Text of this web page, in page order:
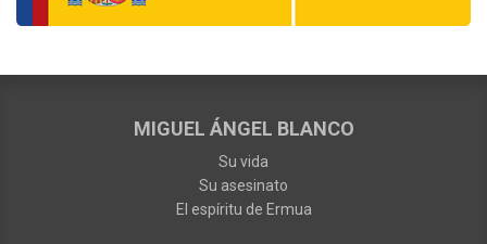
MIGUEL ÁNGEL BLANCO
Su vida
Su asesinato
El espíritu de Ermua